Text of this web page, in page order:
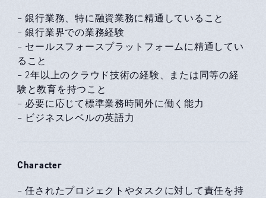
– 銀行業務、特に融資業務に精通していること
– 銀行業界での業務経験
– セールスフォースプラットフォームに精通してい
ること
– 2年以上のクラウド技術の経験、または同等の経
験と教育を持つこと
– 必要に応じて標準業務時間外に働く能力
– ビジネスレベルの英語力
Character
– 任されたプロジェクトやタスクに対して責任を持